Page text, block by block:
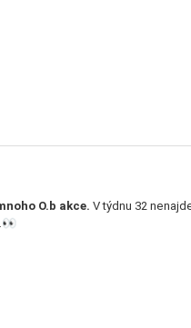
O.b akce. V týdnu 32